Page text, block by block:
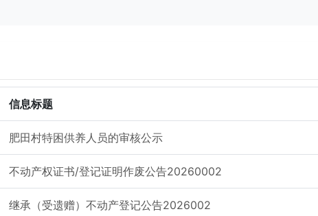
信息标题
肥田村特困供养人员的审核公示
不动产权证书/登记证明作废公告20260002
继承（受遗赠）不动产登记公告2026002